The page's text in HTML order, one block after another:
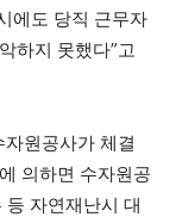
에도 당직 근무자
하지 못했다”고
원공사가 체결
의하면 수자원공
자연재난시 대